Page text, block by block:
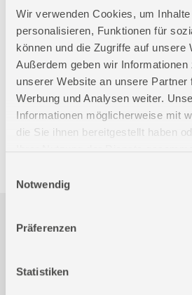
Wir verwenden Cookies, um
personalisieren, Funktionen für
können und die Zugriffe auf unsere
Außerdem geben wir Informationen
unserer Website an unsere Partner
Werbung und Analysen weiter.
Informationen möglicherweise mit
die Sie ihnen bereitgestellt haben
Notwendig
Präferenzen
Statistiken
Länge
Breite
Höhe
Nettogewicht:
Bruttogewicht:
GTIN:
Produktinformation